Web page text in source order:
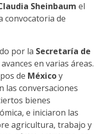
Sheinbaum el
convocatoria de
por la Secretaría de
en varias áreas.
de Méxicoy
las conversaciones
bienes
e iniciaron las
agricultura, trabajo y